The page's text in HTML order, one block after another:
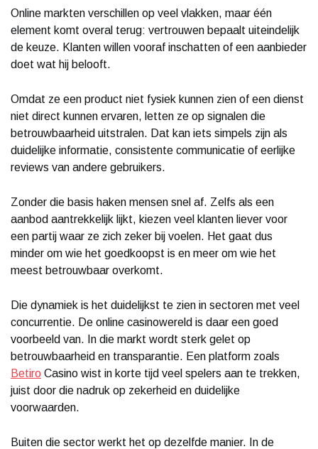
Online markten verschillen op veel vlakken, maar één
element komt overal terug: vertrouwen bepaalt uiteindelijk
de keuze. Klanten willen vooraf inschatten of een aanbieder
doet wat hij belooft.
Omdat ze een product niet fysiek kunnen zien of een dienst
niet direct kunnen ervaren, letten ze op signalen die
betrouwbaarheid uitstralen. Dat kan iets simpels zijn als
duidelijke informatie, consistente communicatie of eerlijke
reviews van andere gebruikers.
Zonder die basis haken mensen snel af. Zelfs als een
aanbod aantrekkelijk lijkt, kiezen veel klanten liever voor
een partij waar ze zich zeker bij voelen. Het gaat dus
minder om wie het goedkoopst is en meer om wie het
meest betrouwbaar overkomt.
Die dynamiek is het duidelijkst te zien in sectoren met veel
concurrentie. De online casinowereld is daar een goed
voorbeeld van. In die markt wordt sterk gelet op
betrouwbaarheid en transparantie. Een platform zoals
Betiro Casino wist in korte tijd veel spelers aan te trekken,
juist door die nadruk op zekerheid en duidelijke
voorwaarden.
Buiten die sector werkt het op dezelfde manier. In de